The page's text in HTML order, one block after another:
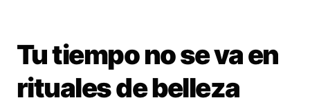
Tu tiempo no se va en
rituales de belleza